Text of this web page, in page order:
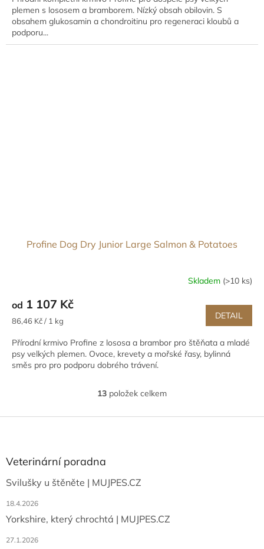
plemen s lososem a bramborem. Nízký obsah obilovin. S
obsahem glukosamin a chondroitinu pro regeneraci kloubů a
podporu...
Profine Dog Dry Junior Large Salmon & Potatoes
Skladem (>10 ks)
od 1 107 Kč
Měrná
86,46 Kč / 1 kg DETAIL
Přírodní krmivo Profine z lososa a brambor pro štěňata a mladé
psy velkých plemen. Ovoce, krevety a mořské řasy, bylinná
směs pro pro podporu dobrého trávení.
O
l
í
p
k
13 položek celkem
Z
aVeterinární poradna
Svilušky u štěněte | MUJPES.CZ
18.4.2026
Yorkshire, který chrochtá | MUJPES.CZ
27.1.2026